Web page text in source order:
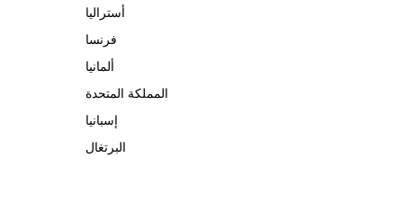
أستراليا
فرنسا
ألمانيا
المملكة المتحدة
إسبانيا
البرتغال